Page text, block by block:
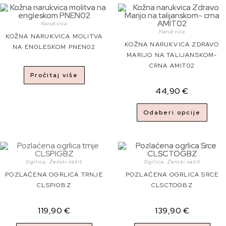
Narukvica
KOŽNA NARUKVICA MOLITVA
NA ENGLESKOM PNEN02
Pročitaj više
Narukvica
KOŽNA NARUKVICA ZDRAVO
MARIJO NA TALIJANSKOM-
CRNA AMIT02
44,90€
Odaberi opcije
Ogrlica, Ženski nakit
POZLAĆENA OGRLICA TRNJE
CLSPIGBZ
119,90 €
Ogrlica, Ženski nakit
POZLAĆENA OGRLICA SRCE
CLSCTOGBZ
139,90 €